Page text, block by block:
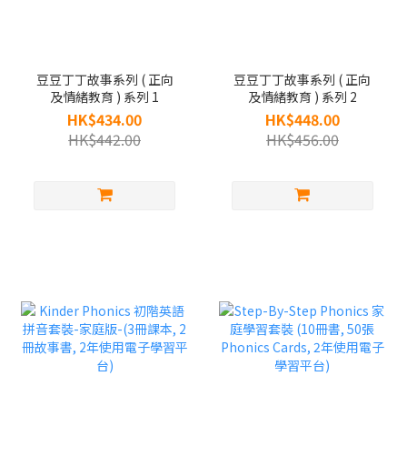
豆豆丁丁故事系列 ( 正向
及情緒教育 ) 系列 1
HK$434.00
HK$442.00
豆豆丁丁故事系列 ( 正向
及情緒教育 ) 系列 2
HK$448.00
HK$456.00